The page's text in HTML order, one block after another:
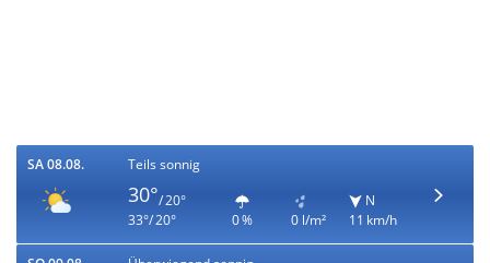
SA 08.08. Teils sonnig
30°/ 20°
33°/ 20°
0 % 0 l/m²
N
11 km/h